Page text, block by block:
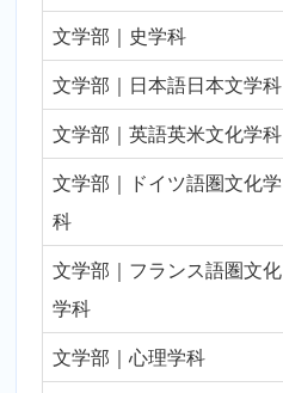
文学部｜史学科
文学部｜日本語日本文学科
文学部｜英語英米文化学科
文学部｜ドイツ語圏文化学
科
文学部｜フランス語圏文化
学科
文学部｜心理学科